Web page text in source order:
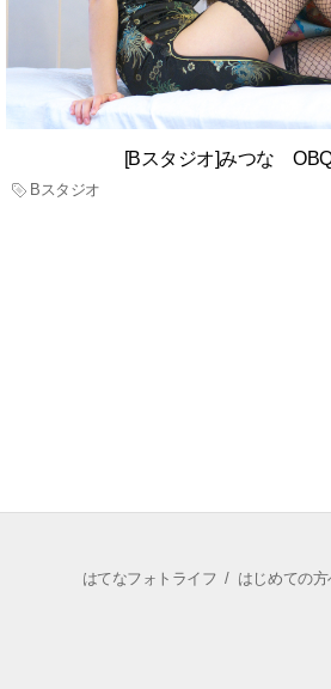
[Bスタジオ]みつな
Bスタジオ
はてなフォトライフ / はじめての方